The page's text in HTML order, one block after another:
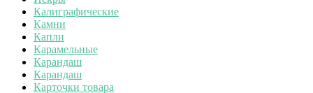
Калиграфические
Камни
Капли
Карамельные
Карандаш
Карандаш
Карточки товара